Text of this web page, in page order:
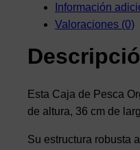
Información
Valoraciones (0)
Esta Caja de Pesca
de altura, 36 cm de
Su estructura robusta